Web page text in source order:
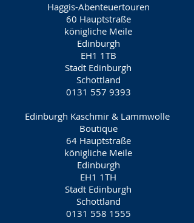
Haggis-Abenteuertouren
60 Hauptstraße
königliche Meile
Edinburgh
EH1 1TB
Stadt Edinburgh
Schottland
0131 557 9393
Edinburgh Kaschmir & Lammwolle
Boutique
64 Hauptstraße
königliche Meile
Edinburgh
EH1 1TH
Stadt Edinburgh
Schottland
0131 558 1555